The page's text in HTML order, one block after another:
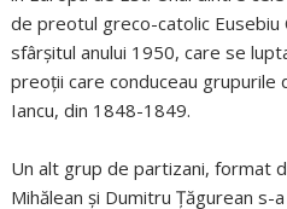
de preotul greco-catolic Eusebiu
sfârşitul anului 1950, care se
preoţii care conduceau grupurile
Iancu, din 1848-1849.
Un alt grup de partizani, format
Mihălean şi Dumitru Ţăgurean